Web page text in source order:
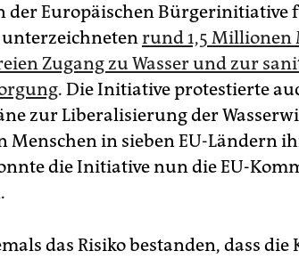
der Europäischen Bürgerinitiative
unterzeichnetenrund 1,5 Millionen
Zugang zu Wasser und zur
. Die Initiative protestierte
zur Liberalisierung der
Menschen in sieben EU-Ländern
die Initiative nun die EU-
das Risiko bestanden, dass